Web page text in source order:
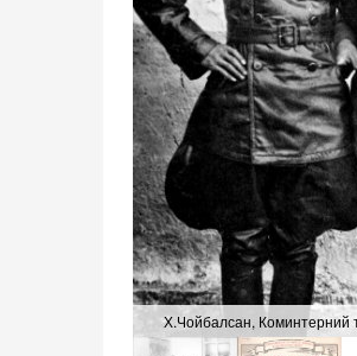
Х.Чойбалсан, Коминтерний